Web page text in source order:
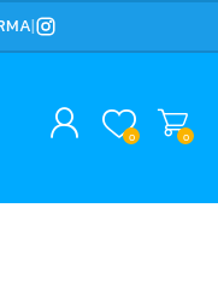
RMA|
0 0